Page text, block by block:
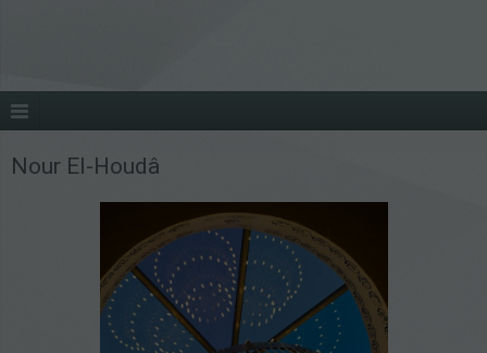
Nour El-Houdâ